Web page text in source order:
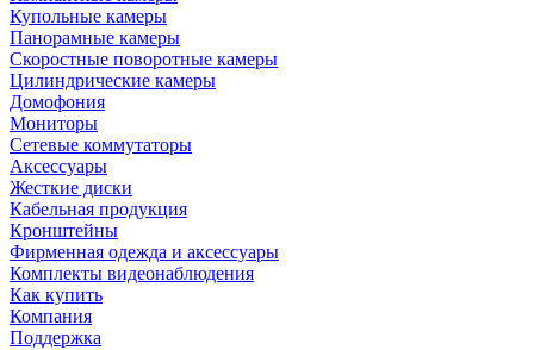
Купольные камеры
Панорамные камеры
Скоростные поворотные камеры
Цилиндрические камеры
Домофония
Мониторы
Сетевые коммутаторы
Аксессуары
Жесткие диски
Кабельная продукция
Кронштейны
Фирменная одежда и аксессуары
Комплекты видеонаблюдения
Как купить
Компания
Поддержка